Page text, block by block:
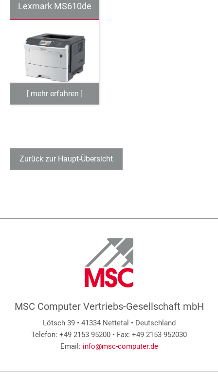
Lexmark MS610de
Zurück zur Haupt-Übersicht
MSC Computer Vertriebs-Gesellschaft mbH
Lötsch 39 • 41334 Nettetal • Deutschland
Telefon: +49 2153 95200 • Fax: +49 2153 952030
Email: info@msc-computer.de